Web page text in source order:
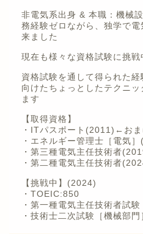
非電気系出身 & 本職：機械
務経験ゼロながら、独学で
来ました
現在も様々な資格試験に挑戦
資格試験を通して得られた
向けたちょっとしたテクニ
ます
【取得資格】
・ITパスポート(2011)←おま
・エネルギー管理士［電気
・第三種電気主任技術者
・第二種電気主任技術者
【挑戦中】(2024)
・TOEIC:850
・第一種電気主任技術者試験
・技術士二次試験［機械部門